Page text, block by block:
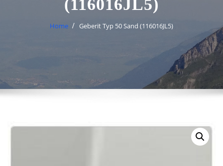
(116016JL5)
Home Geberit Typ 50 Sand (116016JL5)